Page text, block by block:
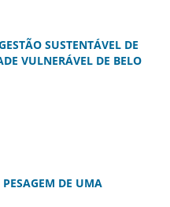
SUSTENTÁVEL DE
VULNERÁVEL DE BELO
DE UMA